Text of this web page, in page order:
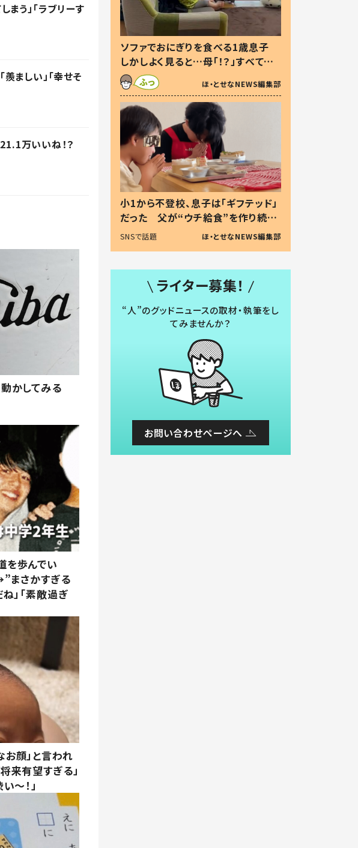
う」「ラブリーす
ましい」「幸せそ
万いいね！？
かしてみる
を歩んでい
まさかすぎる
」「素敵過ぎ
顔」と言われ
来有望すぎる」
～！」
ソファでおにぎりを食べる1歳息子
しかしよく見ると…母「！？」すべてを
察した母の投稿に「可愛いから許
す！」「現行犯〜」
ほ・とせなNEWS編集部
小1から不登校、息子は「ギフテッド」
だった 父が“ウチ給食”を作り続け
る理由とは #令和の親 #令和の子
SNSで話題 ほ・とせなNEWS編集部
ライター募集！
“人”のグッドニュースの取材・執筆をし
てみませんか？
お問い合わせページへ